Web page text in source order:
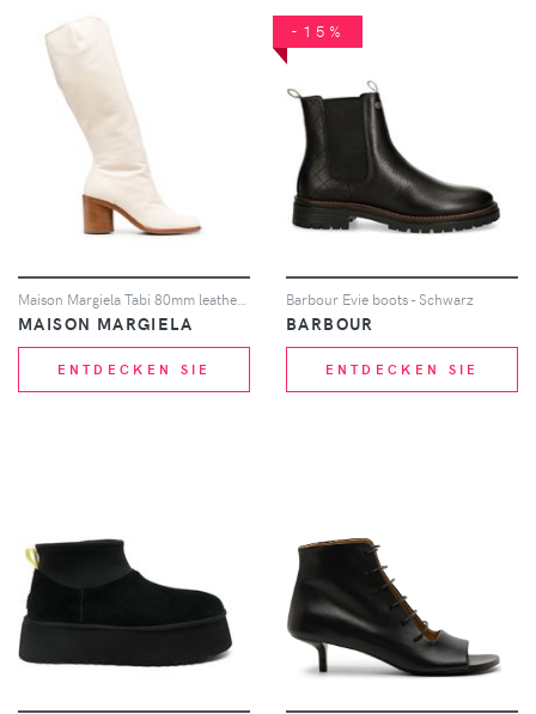
Maison Margiela Tabi 80mm leather boots - Nude
MAISON MARGIELA
ENTDECKEN SIE
-15%
Barbour Evie boots - Schwarz
BARBOUR
ENTDECKEN SIE